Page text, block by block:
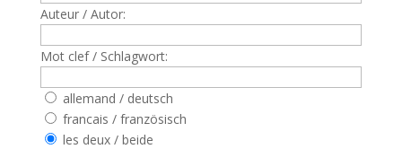
Auteur / Autor:
Mot clef / Schlagwort:
allemand / deutsch
francais / französisch
les deux / beide